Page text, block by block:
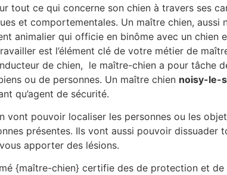
tout ce qui concerne son chien à travers ses
et comportementales. Un maître chien, aussi
animalier qui officie en binôme avec un chien
est l’élément clé de votre métier de
de chien, le maître-chien a pour tâche
ou de personnes. Un maître chien noisy-le-
qu’agent de sécurité.
vont pouvoir localiser les personnes ou les
présentes. Ils vont aussi pouvoir dissuader
apporter des lésions.
{maître-chien} certifie des de protection et